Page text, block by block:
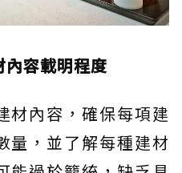
容載明程度
材內容，確保每項建
量，並了解每種建材